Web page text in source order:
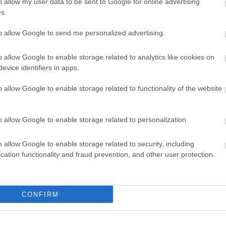
allow Google to send me personalized advertising.
allow Google to enable storage related to analytics like cookies on
identifiers in apps.
allow Google to enable storage related to functionality of the website
allow Google to enable storage related to personalization.
allow Google to enable storage related to security, including
functionality and fraud prevention, and other user protection.
CONFIRM
, a populáció valódi méretére azonban csak
a felszínre érkező rovarokból, majd ezek alapján
jut egyetlen négyzetméterre, ami kivételesen magas
viszonylag ritka, és részben ez
igazodva.
és párosodnak, a nőstények pedig új járatokat
alapul, ennek ellenére a vizsgált terület az
ennek az egy fajnak ad otthont. A mintákban